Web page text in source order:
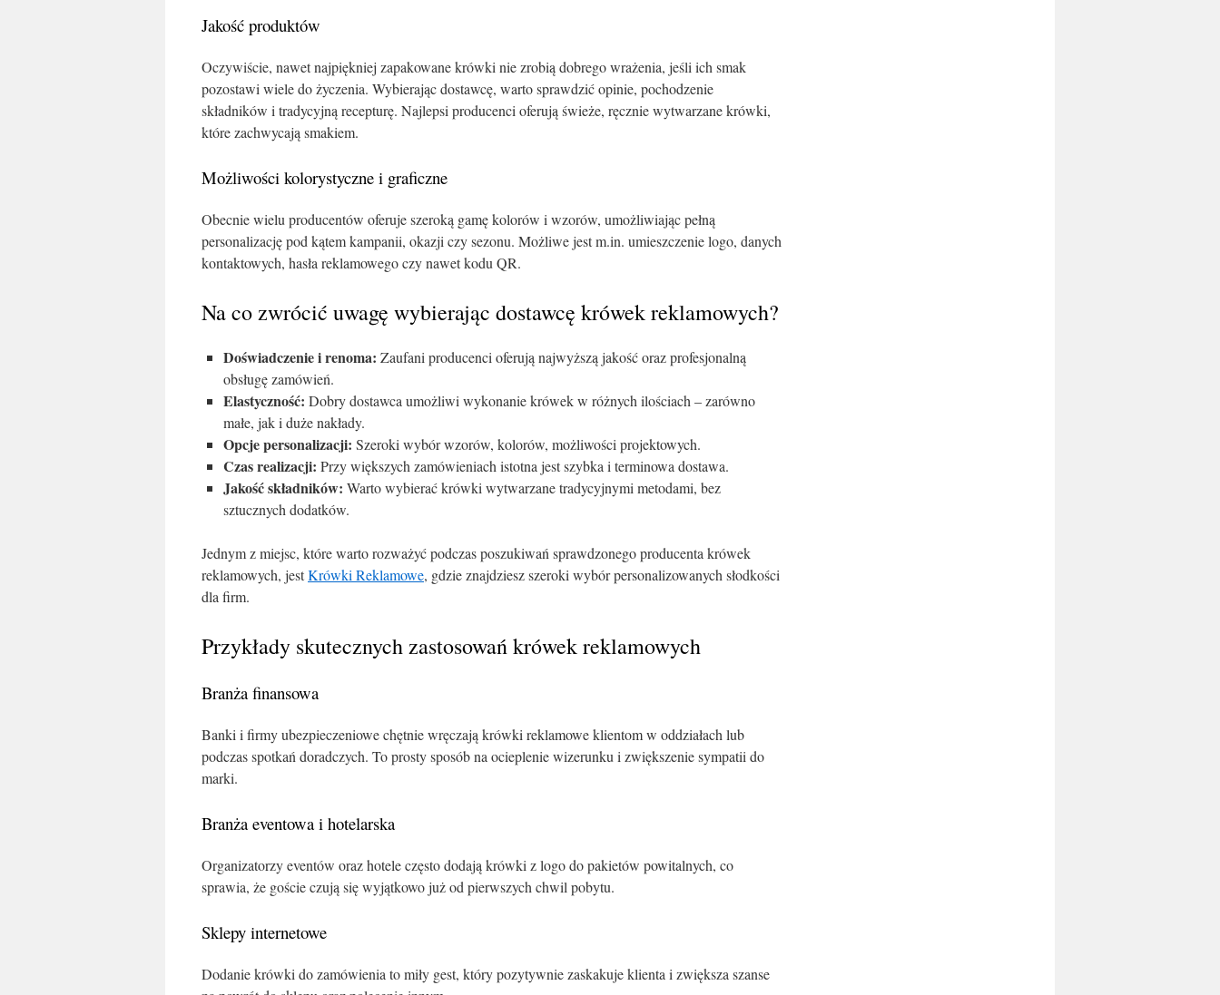
Jakość produktów
Oczywiście, nawet najpiękniej zapakowane krówki nie zrobią dobrego wrażenia, jeśli ich smak
pozostawi wiele do życzenia. Wybierając dostawcę, warto sprawdzić opinie, pochodzenie
składników i tradycyjną recepturę. Najlepsi producenci oferują świeże, ręcznie wytwarzane krówki,
które zachwycają smakiem.
Możliwości kolorystyczne i graficzne
Obecnie wielu producentów oferuje szeroką gamę kolorów i wzorów, umożliwiając pełną
personalizację pod kątem kampanii, okazji czy sezonu. Możliwe jest m.in. umieszczenie logo, danych
kontaktowych, hasła reklamowego czy nawet kodu QR.
Na co zwrócić uwagę wybierając dostawcę krówek reklamowych?
Doświadczenie i renoma: Zaufani producenci oferują najwyższą jakość oraz profesjonalną
obsługę zamówień.
Elastyczność: Dobry dostawca umożliwi wykonanie krówek w różnych ilościach – zarówno
małe, jak i duże nakłady.
Opcje personalizacji: Szeroki wybór wzorów, kolorów, możliwości projektowych.
Czas realizacji: Przy większych zamówieniach istotna jest szybka i terminowa dostawa.
Jakość składników: Warto wybierać krówki wytwarzane tradycyjnymi metodami, bez
sztucznych dodatków.
Jednym z miejsc, które warto rozważyć podczas poszukiwań sprawdzonego producenta krówek
reklamowych, jestKrówki Reklamowe, gdzie znajdziesz szeroki wybór personalizowanych słodkości
dla firm.
Przykłady skutecznych zastosowań krówek reklamowych
Branża finansowa
Banki i firmy ubezpieczeniowe chętnie wręczają krówki reklamowe klientom w oddziałach lub
podczas spotkań doradczych. To prosty sposób na ocieplenie wizerunku i zwiększenie sympatii do
marki.
Branża eventowa i hotelarska
Organizatorzy eventów oraz hotele często dodają krówki z logo do pakietów powitalnych, co
sprawia, że goście czują się wyjątkowo już od pierwszych chwil pobytu.
Sklepy internetowe
Dodanie krówki do zamówienia to miły gest, który pozytywnie zaskakuje klienta i zwiększa szanse